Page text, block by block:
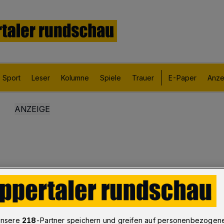
Sport Leser Kolumne Spiele Trauer E-Paper
218-Partner speichern und greifen auf